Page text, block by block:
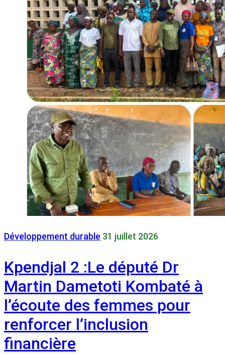
Développement durable 31 juillet 2026
Kpendjal 2 :Le député Dr
Martin Dametoti Kombaté à
l’écoute des femmes pour
renforcer l’inclusion
financière